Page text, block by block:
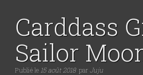
Carddass
Sailor
Publié le 15 août 2018 parJuju